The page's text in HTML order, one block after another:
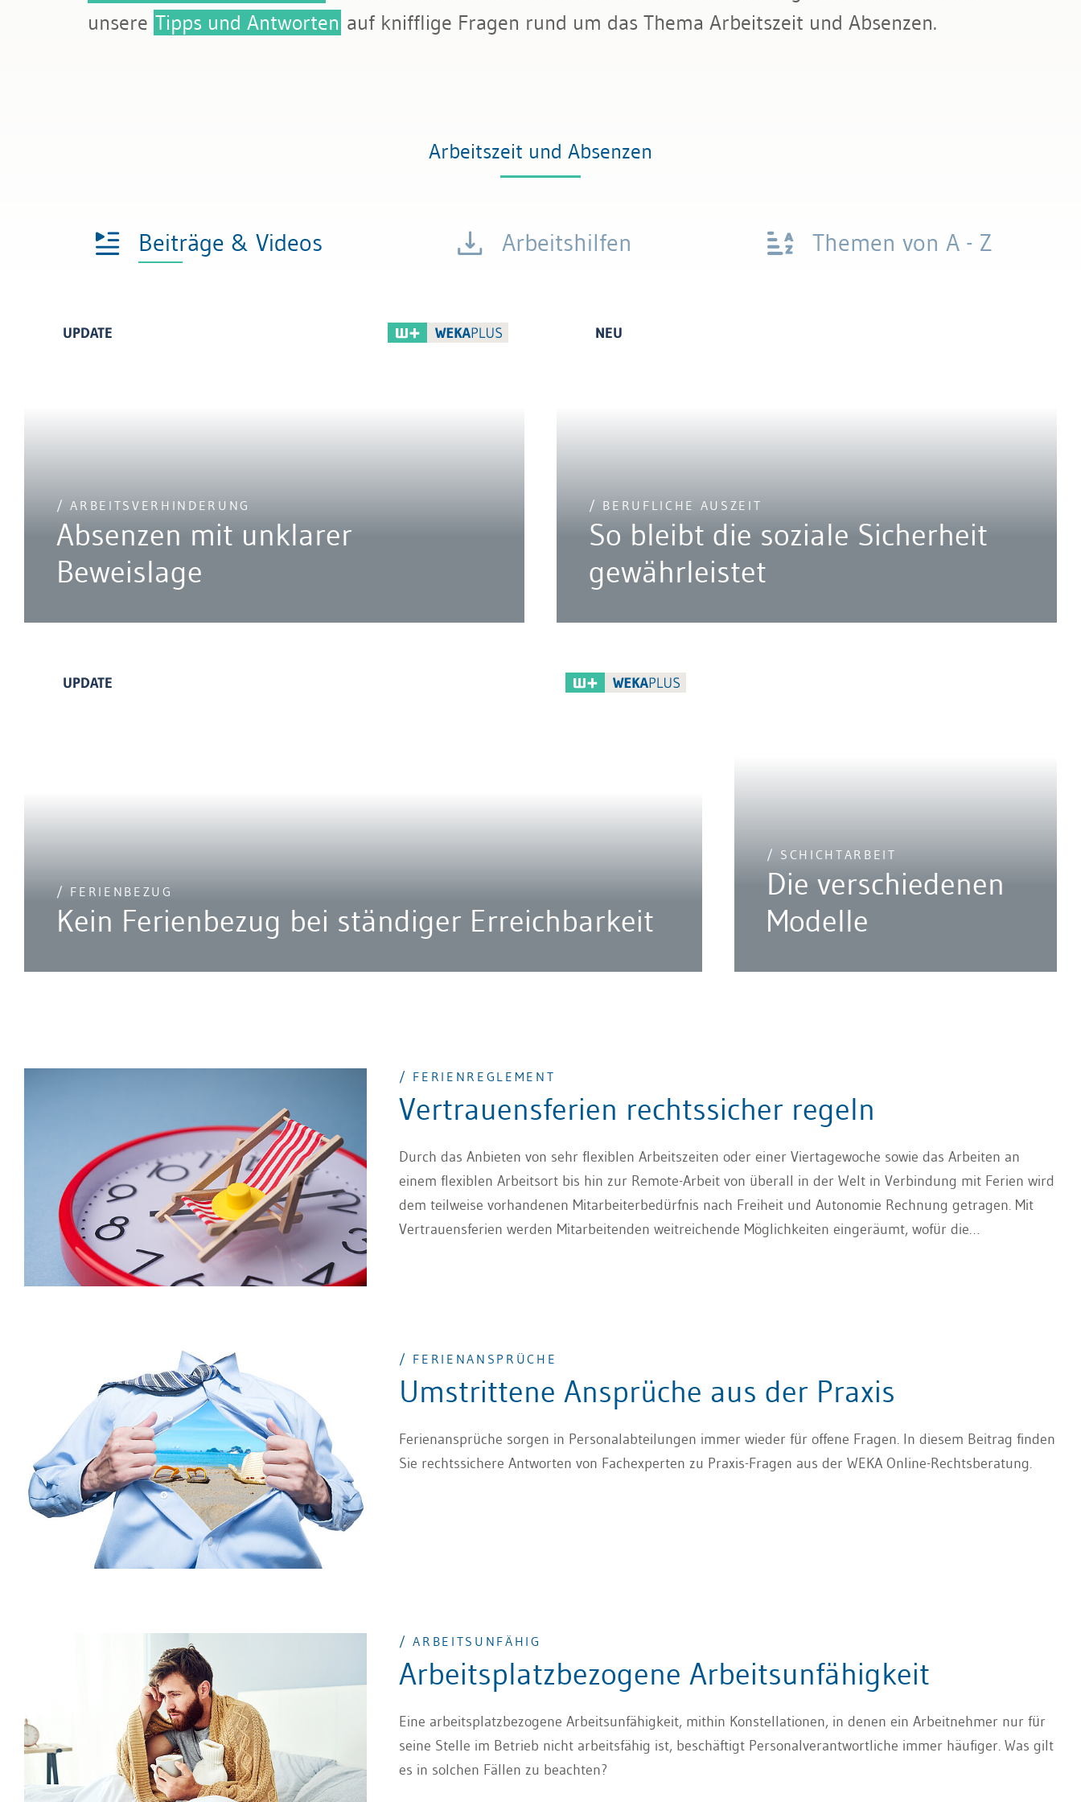
Bau & ImmobilienKündigung & Arbeitszeugnis
unsere Tipps und Antworten auf knifflige Fragen rund um das Thema Arbeitszeit und Absenzen.
Arbeitszeit und Absenzen
Beiträge & Videos Arbeitshilfen Themen von A - Z
UPDATE
/ ARBEITSVERHINDERUNG
Absenzen mit unklarer
Beweislage
NEU
/ BERUFLICHE AUSZEIT
So bleibt die soziale Sicherheit
gewährleistet
UPDATE
/ FERIENBEZUG
Kein Ferienbezug bei ständiger Erreichbarkeit
/ SCHICHTARBEIT
Die verschiedenen
Modelle
/ FERIENREGLEMENT
Vertrauensferien rechtssicher regeln
Durch das Anbieten von sehr flexiblen Arbeitszeiten oder einer Viertagewoche sowie das Arbeiten an
einem flexiblen Arbeitsort bis hin zur Remote-Arbeit von überall in der Welt in Verbindung mit Ferien wird
dem teilweise vorhandenen Mitarbeiterbedürfnis nach Freiheit und Autonomie Rechnung getragen. Mit
Vertrauensferien werden Mitarbeitenden weitreichende Möglichkeiten eingeräumt, wofür die
/ FERIENANSPRÜCHE
Umstrittene Ansprüche aus der Praxis
Ferienansprüche sorgen in Personalabteilungen immer wieder für offene Fragen. In diesem Beitrag finden
Sie rechtssichere Antworten von Fachexperten zu Praxis-Fragen aus der WEKA Online-Rechtsberatung.
/ ARBEITSUNFÄHIG
Arbeitsplatzbezogene Arbeitsunfähigkeit
Eine arbeitsplatzbezogene Arbeitsunfähigkeit, mithin Konstellationen, in denen ein Arbeitnehmer nur für
seine Stelle im Betrieb nicht arbeitsfähig ist, beschäftigt Personalverantwortliche immer häufiger. Was gilt
es in solchen Fällen zu beachten?